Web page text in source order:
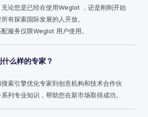
论您是已经在使用Weglot ，还是刚刚开始
有探索国际发展的人开放。
服务仅限Weglot 用户使用。
么样的专家？
索引擎优化专家到创意机构和技术合作伙
列专业知识，帮助您在新市场取得成功。